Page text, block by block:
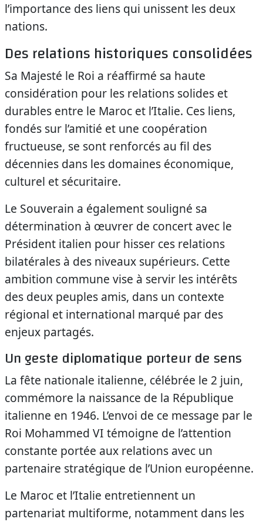
l’importance des liens qui unissent les deux
nations.
Des relations historiques consolidées
Sa Majesté le Roi a réaffirmé sa haute
considération pour les relations solides et
durables entre le Maroc et l’Italie. Ces liens,
fondés sur l’amitié et une coopération
fructueuse, se sont renforcés au fil des
décennies dans les domaines économique,
culturel et sécuritaire.
Le Souverain a également souligné sa
détermination à œuvrer de concert avec le
Président italien pour hisser ces relations
bilatérales à des niveaux supérieurs. Cette
ambition commune vise à servir les intérêts
des deux peuples amis, dans un contexte
régional et international marqué par des
enjeux partagés.
Un geste diplomatique porteur de sens
La fête nationale italienne, célébrée le 2 juin,
commémore la naissance de la République
italienne en 1946. L’envoi de ce message par le
Roi Mohammed VI témoigne de l’attention
constante portée aux relations avec un
partenaire stratégique de l’Union européenne.
Le Maroc et l’Italie entretiennent un
partenariat multiforme, notamment dans les